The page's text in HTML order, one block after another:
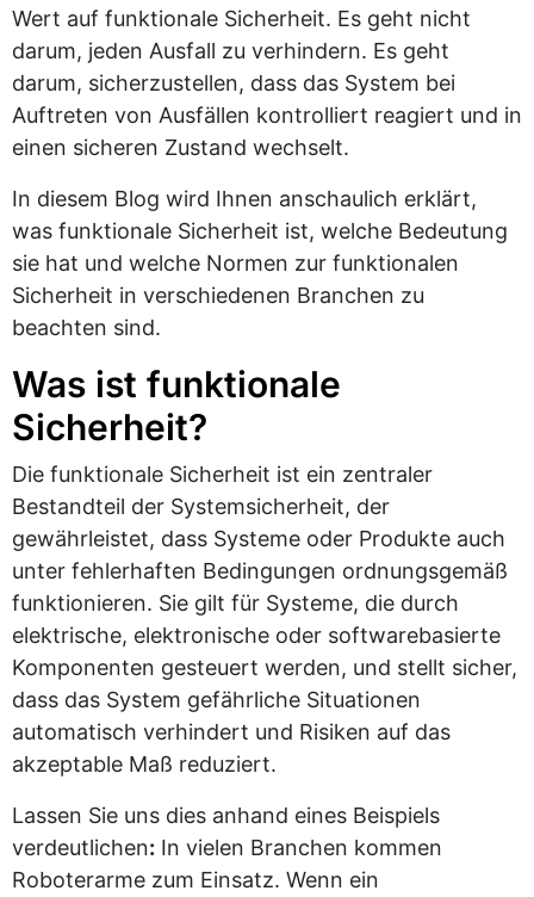
Wert auf funktionale Sicherheit. Es geht nicht
darum, jeden Ausfall zu verhindern. Es geht
darum, sicherzustellen, dass das System bei
Auftreten von Ausfällen kontrolliert reagiert und in
einen sicheren Zustand wechselt.
In diesem Blog wird Ihnen anschaulich erklärt,
was funktionale Sicherheit ist, welche Bedeutung
sie hat und welche Normen zur funktionalen
Sicherheit in verschiedenen Branchen zu
beachten sind.
Was ist funktionale
Sicherheit?
Die funktionale Sicherheit ist ein zentraler
Bestandteil der Systemsicherheit, der
gewährleistet, dass Systeme oder Produkte auch
unter fehlerhaften Bedingungen ordnungsgemäß
funktionieren. Sie gilt für Systeme, die durch
elektrische, elektronische oder softwarebasierte
Komponenten gesteuert werden, und stellt sicher,
dass das System gefährliche Situationen
automatisch verhindert und Risiken auf das
akzeptable Maß reduziert.
Lassen Sie uns dies anhand eines Beispiels
verdeutlichen: In vielen Branchen kommen
Roboterarme zum Einsatz. Wenn ein